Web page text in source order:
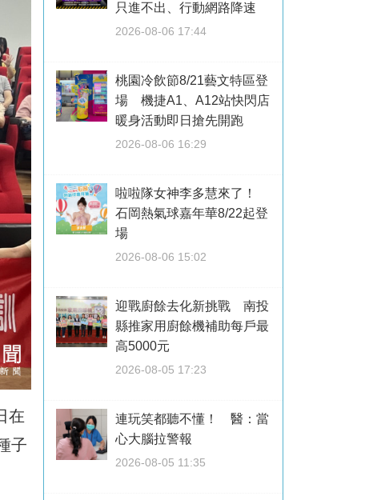
在
子
只進不出、行動網路降速
2026-08-06 17:44
桃園冷飲節8/21藝文特區登
場 機捷A1、A12站快閃店
暖身活動即日搶先開跑
2026-08-06 16:29
啦啦隊女神李多慧來了！
石岡熱氣球嘉年華8/22起登
場
2026-08-06 15:02
迎戰廚餘去化新挑戰 南投
縣推家用廚餘機補助每戶最
高5000元
2026-08-05 17:23
連玩笑都聽不懂！ 醫：當
心大腦拉警報
2026-08-05 11:35